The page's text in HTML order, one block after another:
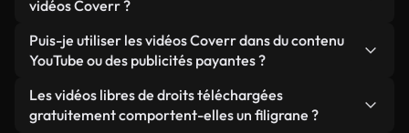
minimisant les temps de chargement et en
améliorant des indicateurs comme le LCP.
du soleil », et le Studio générera en quelques
secondes une vidéo personnalisée conforme à nos
normes de licence.
vidéos Coverr ?
Aucune attribution n'est requise. Toutes les vidéos
de notre bibliothèque sont libres de droits et
même si cela est toujours apprécié.
Puis-je utiliser les vidéos Coverr dans du contenu
YouTube ou des publicités payantes ?
Oui. Toutes les séquences vidéo de Coverr peuvent
être utilisées dans des vidéos YouTube monétisées,
Les vidéos libres de droits téléchargées
gratuitement comportent-elles un filigrane ?